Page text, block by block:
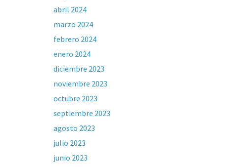
abril 2024
marzo 2024
febrero 2024
enero 2024
diciembre 2023
noviembre 2023
octubre 2023
septiembre 2023
agosto 2023
julio 2023
junio 2023